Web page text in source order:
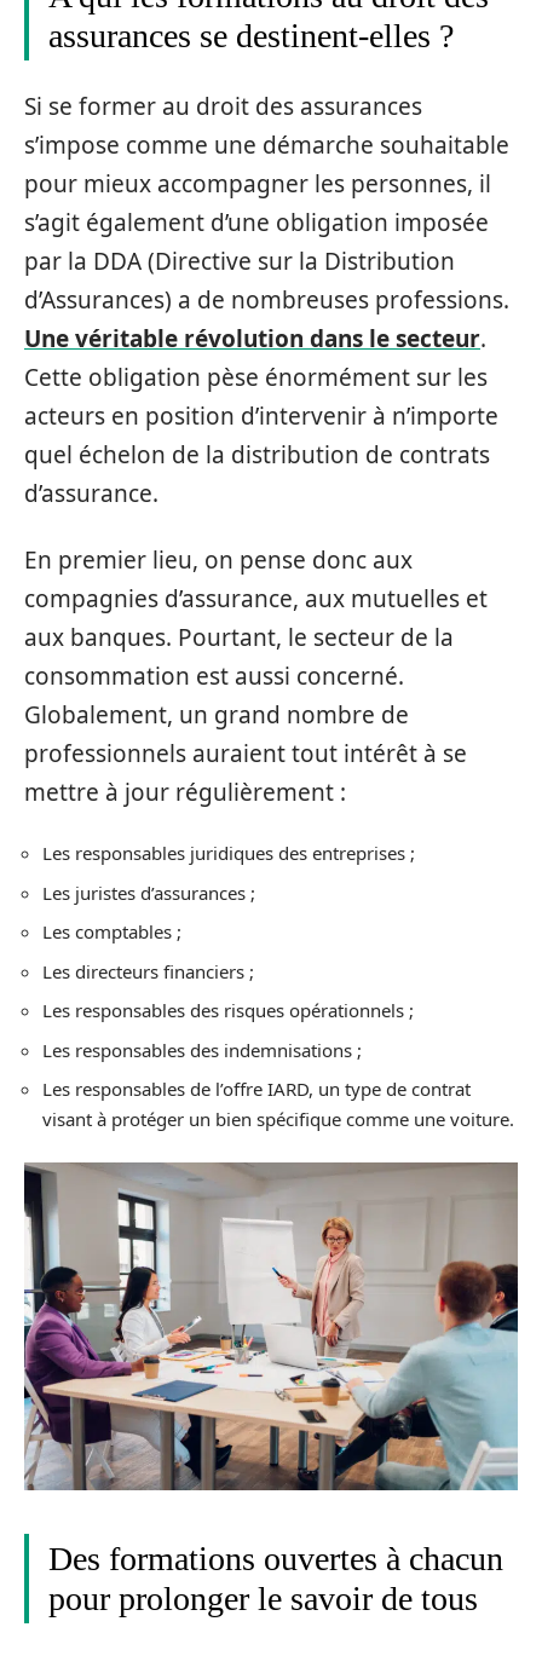
assurances se destinent-elles ?
Si se former au droit des assurances
s’impose comme une démarche souhaitable
pour mieux accompagner les personnes, il
s’agit également d’une obligation imposée
par la DDA (Directive sur la Distribution
d’Assurances) a de nombreuses professions.
Une véritable révolution dans le secteur.
Cette obligation pèse énormément sur les
acteurs en position d’intervenir à n’importe
quel échelon de la distribution de contrats
d’assurance.
En premier lieu, on pense donc aux
compagnies d’assurance, aux mutuelles et
aux banques. Pourtant, le secteur de la
consommation est aussi concerné.
Globalement, un grand nombre de
professionnels auraient tout intérêt à se
mettre à jour régulièrement :
Les responsables juridiques des entreprises ;
Les juristes d’assurances ;
Les comptables ;
Les directeurs financiers ;
Les responsables des risques opérationnels ;
Les responsables des indemnisations ;
Les responsables de l’offre IARD, un type de contrat
visant à protéger un bien spécifique comme une voiture.
Des formations ouvertes à chacun
pour prolonger le savoir de tous